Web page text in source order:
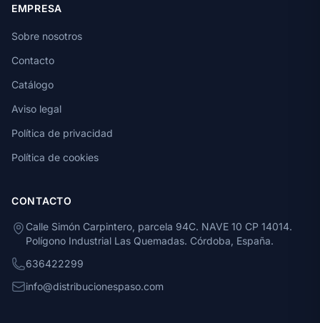
EMPRESA
Sobre nosotros
Contacto
Catálogo
Aviso legal
Política de privacidad
Política de cookies
CONTACTO
Calle Simón Carpintero, parcela 94C. NAVE 10 CP 14014.
Polígono Industrial Las Quemadas. Córdoba, España.
636422299
info@distribucionespaso.com